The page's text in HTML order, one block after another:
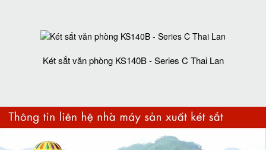
Két sắt văn phòng KS140B - Series C Thai Lan